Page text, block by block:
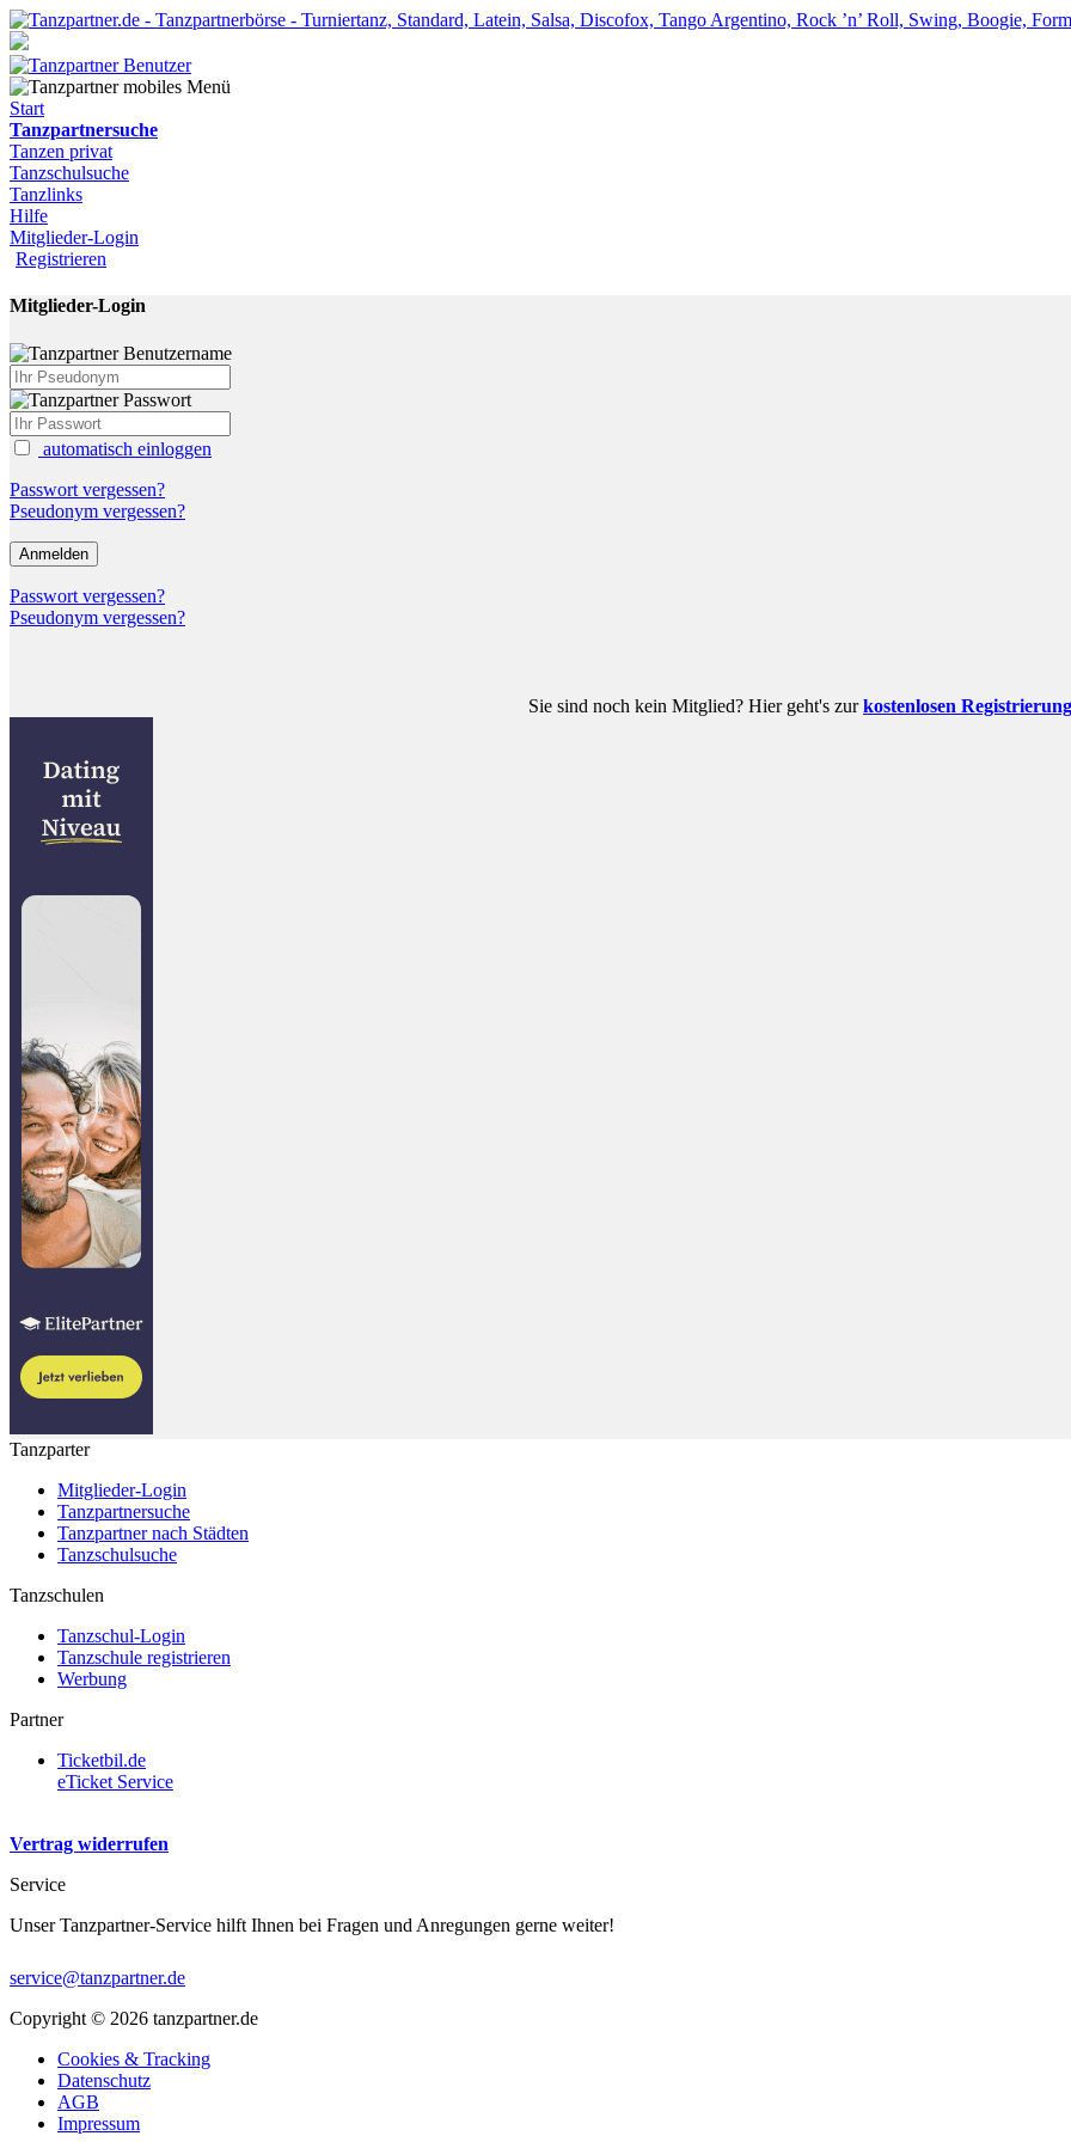
Start
Tanzpartnersuche
Tanzen privat
Tanzschulsuche
Tanzlinks
Hilfe
Mitglieder-Login
Registrieren
Mitglieder-Login
automatisch einloggen
Passwort vergessen?
Pseudonym vergessen?
Passwort vergessen?
Pseudonym vergessen?
Sie sind noch kein Mitglied? Hier geht's zurkostenlosen Registrierung
Tanzparter
Mitglieder-Login
Tanzpartnersuche
Tanzpartner nach Städten
Tanzschulsuche
Tanzschulen
Tanzschul-Login
Tanzschule registrieren
Werbung
Partner
Ticketbil.de
eTicket Service
Vertrag widerrufen
Service
Unser Tanzpartner-Service hilft Ihnen bei Fragen und Anregungen gerne weiter!
service@tanzpartner.de
Copyright © 2026 tanzpartner.de
Cookies & Tracking
Datenschutz
AGB
Impressum